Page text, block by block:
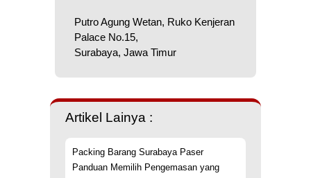
Putro Agung Wetan, Ruko Kenjeran
Palace No.15,
Surabaya, Jawa Timur
Artikel Lainya :
Packing Barang Surabaya Paser
Panduan Memilih Pengemasan yang